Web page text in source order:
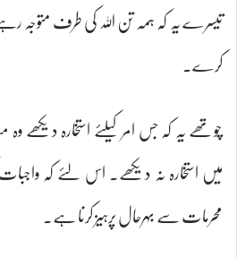
تیسرے یہ کہ ہمہ تن اللہ کی طرف متوجہ رہے
کرے۔
چوتھے یہ کہ جس امر کیلئے استخارہ دیکھے
میں استخارہ نہ دیکھے۔ اس لئے کہ
محرمات سے بہرحال پرہیز کرنا ہے۔